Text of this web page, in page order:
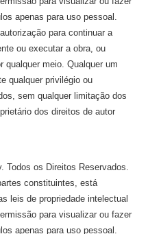
apenas para uso pessoal.
para continuar a
ou executar a obra, ou
qualquer meio. Qualquer um
qualquer privilégio ou
sem qualquer limitação dos
dos direitos de autor
Todos os Direitos Reservados.
constituintes, está
leis de propriedade intelectual
para visualizar ou fazer
apenas para uso pessoal.